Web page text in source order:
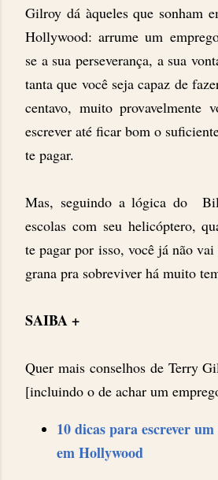
Gilroy dá àqueles que sonham
Hollywood: arrume um
se a sua perseverança, a sua
tanta que você seja capaz de
centavo, muito provavelmente
escrever até ficar bom o
te pagar.
Mas, seguindo a lógica do
escolas com seu helicóptero,
te pagar por isso, você já não
grana pra sobreviver há muito
SAIBA +
Quer mais conselhos de Terry
[incluindo o de achar um
10 dicas para escrever
em Hollywood